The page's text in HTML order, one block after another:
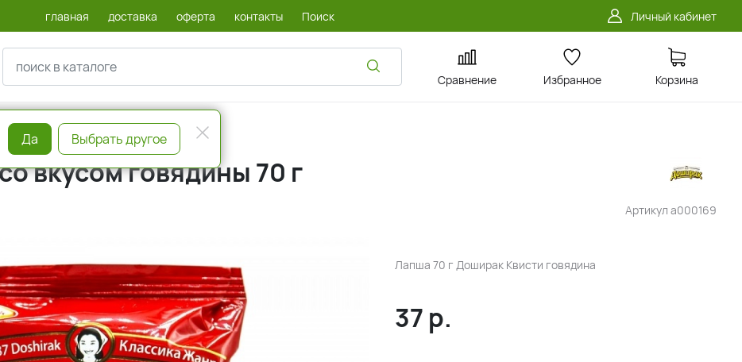
главная доставка оферта контакты Поиск Личный кабинет
Сравнение Избранное Корзина
Артикул a000169
вкусом говядины 70 г
Лапша 70 г Доширак Квисти говядина
37 р.
Да Выбрать другое